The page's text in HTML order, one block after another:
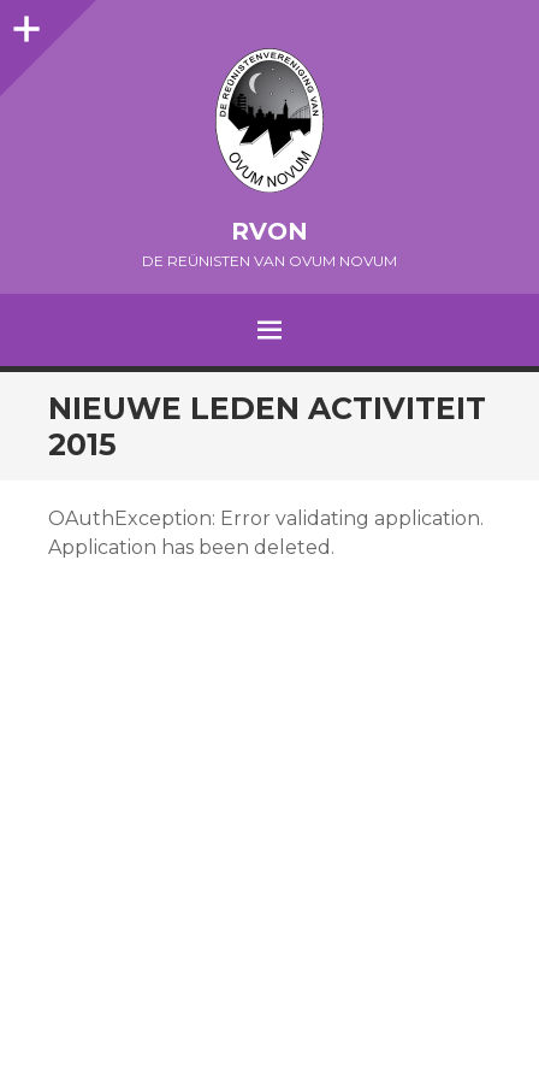
Sidebar
RVON
DE REÜNISTEN VAN OVUM NOVUM
SPRING NAAR INHOUD
NIEUWE LEDEN ACTIVITEIT
2015
OAuthException: Error validating application.
Application has been deleted.